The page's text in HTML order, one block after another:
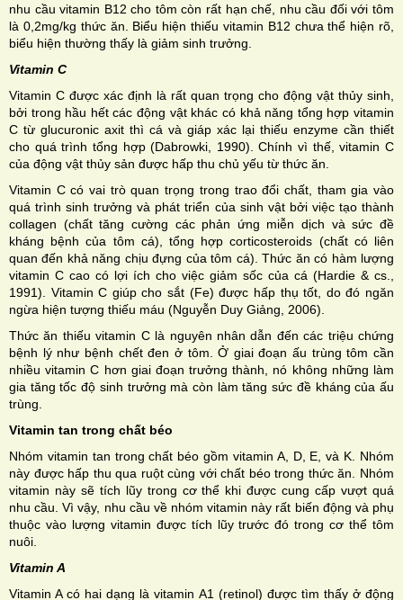
nhu cầu vitamin B12 cho tôm còn rất hạn chế, nhu cầu đối với tôm
là 0,2mg/kg thức ăn. Biểu hiện thiếu vitamin B12 chưa thể hiện rõ,
biểu hiện thường thấy là giảm sinh trưởng.
Vitamin C
Vitamin C được xác định là rất quan trọng cho động vật thủy sinh,
bởi trong hầu hết các động vật khác có khả năng tổng hợp vitamin
C từ glucuronic axit thì cá và giáp xác lại thiếu enzyme cần thiết
cho quá trình tổng hợp (Dabrowki, 1990). Chính vì thế, vitamin C
của động vật thủy sản được hấp thu chủ yếu từ thức ăn.
Vitamin C có vai trò quan trọng trong trao đổi chất, tham gia vào
quá trình sinh trưởng và phát triển của sinh vật bởi việc tạo thành
collagen (chất tăng cường các phản ứng miễn dịch và sức đề
kháng bệnh của tôm cá), tổng hợp corticosteroids (chất có liên
quan đến khả năng chịu đựng của tôm cá). Thức ăn có hàm lượng
vitamin C cao có lợi ích cho việc giảm sốc của cá (Hardie & cs.,
1991). Vitamin C giúp cho sắt (Fe) được hấp thụ tốt, do đó ngăn
ngừa hiện tượng thiếu máu (Nguyễn Duy Giảng, 2006).
Thức ăn thiếu vitamin C là nguyên nhân dẫn đến các triệu chứng
bệnh lý như bệnh chết đen ở tôm. Ở giai đoạn ấu trùng tôm cần
nhiều vitamin C hơn giai đoạn trưởng thành, nó không những làm
gia tăng tốc độ sinh trưởng mà còn làm tăng sức đề kháng của ấu
trùng.
Vitamin tan trong chất béo
Nhóm vitamin tan trong chất béo gồm vitamin A, D, E, và K. Nhóm
này được hấp thu qua ruột cùng với chất béo trong thức ăn. Nhóm
vitamin này sẽ tích lũy trong cơ thể khi được cung cấp vượt quá
nhu cầu. Vì vậy, nhu cầu về nhóm vitamin này rất biến động và phụ
thuộc vào lượng vitamin được tích lũy trước đó trong cơ thể tôm
nuôi.
Vitamin A
Vitamin A có hai dạng là vitamin A1 (retinol) được tìm thấy ở động